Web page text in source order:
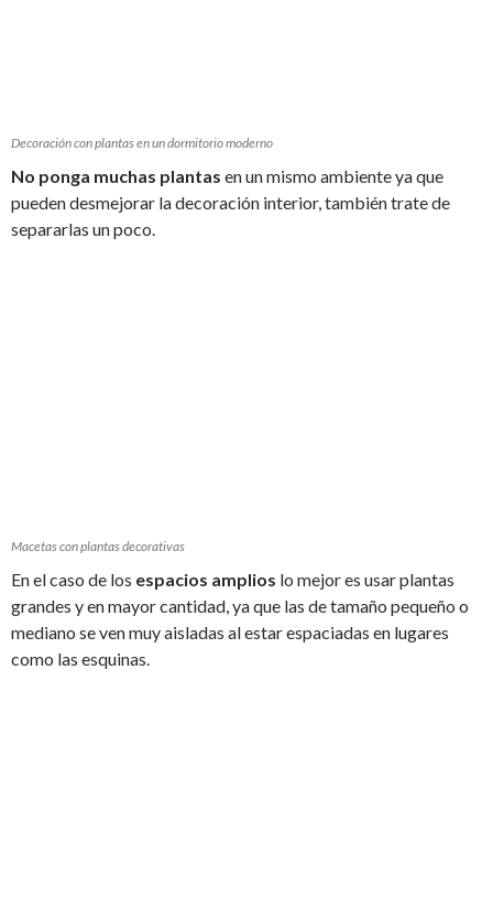
Decoración con plantas en un dormitorio moderno
No ponga muchas plantas en un mismo ambiente ya que
pueden desmejorar la decoración interior, también trate de
separarlas un poco.
Macetas con plantas decorativas
En el caso de los espacios amplios lo mejor es usar plantas
grandes y en mayor cantidad, ya que las de tamaño pequeño o
mediano se ven muy aisladas al estar espaciadas en lugares
como las esquinas.